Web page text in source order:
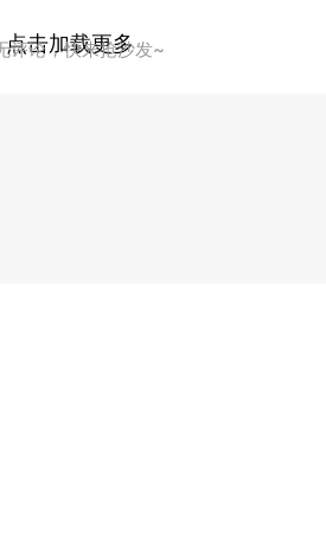
评论，快来抢沙发~
点击加载更多